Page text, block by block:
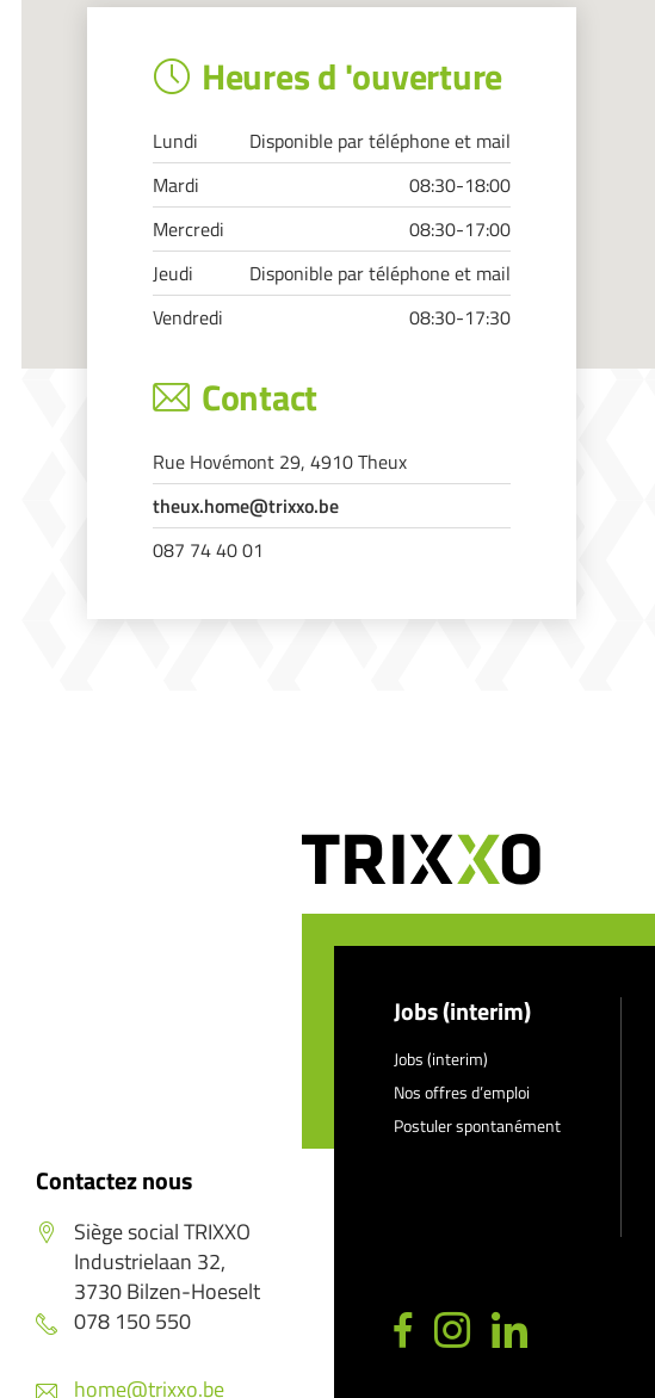
Heures d 'ouverture
Lundi
Disponible par téléphone et mail
Mardi
08:30-18:00
Mercredi
08:30-17:00
Jeudi
Disponible par téléphone et mail
Vendredi
08:30-17:30
Contact
Rue Hovémont 29, 4910 Theux
theux.home@trixxo.be
087 74 40 01
Contactez nous
Siège social TRIXXO
Industrielaan 32,
3730 Bilzen-Hoeselt
078 150 550
home@trixxo.be
Jobs (interim)
Jobs (interim)
Nos offres d’emploi
Postuler spontanément